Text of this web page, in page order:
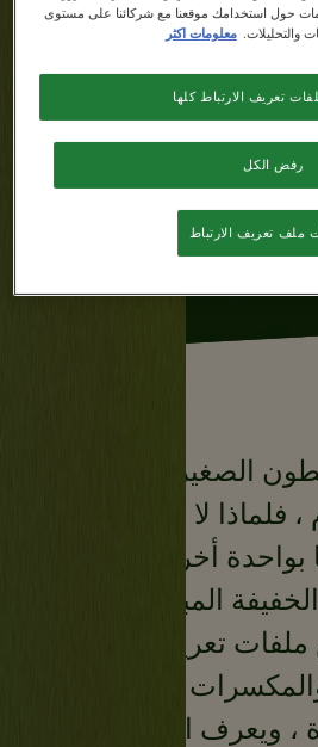
سهل
الصغيرة في التوق
فلماذا لا تجعلها سعيدة
بواحدة أخرى من
المبتكرة لدينا؟
تعريف الارتباط
والمكسرات - حتى تعرف
، ويعرف الأطفال أن
حول استخدامك موقعنا مع شركائنا على مستوى
والتحليلات. معلومات اكثر
رفض الكل
تعريف الارتباط كلها
ملف تعريف الارتباط